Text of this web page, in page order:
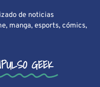
de noticias
manga, esports, cómics,
GEEK